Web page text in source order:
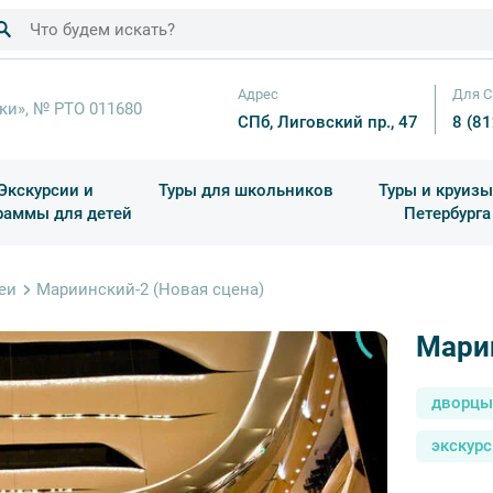
№ РТО 011680
Адрес
СПб, Лиговский пр., 47
Для
8
и
для детей
Туры для школьников
Туры и
Петербурга
Мариинский-2 (Новая сцена)